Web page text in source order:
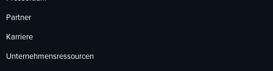
Partner
Karriere
Unternehmensressourcen